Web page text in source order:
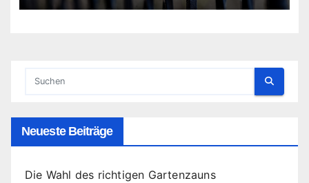
Neueste Beiträge
Die Wahl des richtigen Gartenzauns